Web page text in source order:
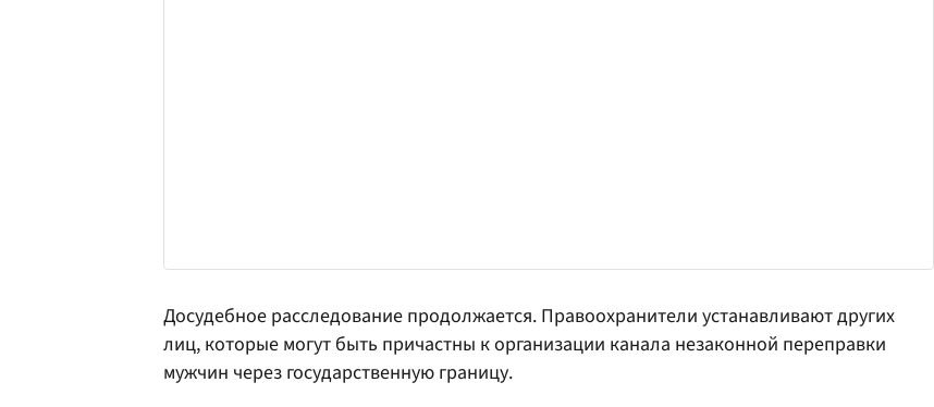
Досудебное расследование продолжается. Правоохранители устанавливают других
лиц, которые могут быть причастны к организации канала незаконной переправки
мужчин через государственную границу.